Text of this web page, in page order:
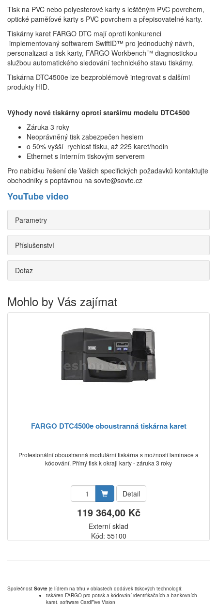
Tisk na PVC nebo polyesterové karty s leštěným PVC povrchem,
optické paměťové karty s PVC povrchem a přepisovatelné karty.
Tiskárny karet FARGO DTC mají oproti konkurenci
implementovaný softwarem SwiftID™ pro jednoduchý návrh,
personalizaci a tisk karty, FARGO Workbench™ diagnostickou
službou automatického sledování technického stavu tiskárny.
Tiskárna DTC4500e lze bezproblémově integrovat s dalšími
produkty HID.
Výhody nové tiskárny oproti staršímu modelu DTC4500
Záruka 3 roky
Neoprávněný tisk zabezpečen heslem
o 50% vyšší rychlost tisku, až 225 karet/hodin
Ethernet s interním tiskovým serverem
Pro nabídku řešení dle Vašich specifických požadavků kontaktujte
obchodníky s poptávnou na sovte@sovte.cz
YouTube video
Parametry
Příslušenství
Dotaz
Mohlo by Vás zajímat
FARGO DTC4500e oboustranná tiskárna karet
Profesionální oboustranná modulární tiskárna s možností laminace a
kódování. Přímý tisk k okraji karty - záruka 3 roky
Detail
119 364,00 Kč
Externí sklad
Kód: 55100
Společnost Sovte je lídrem na trhu v oblastech dodávek tiskových technologií:
tiskáren FARGO pro potisk a kódování identifikačních a bankovních
karet, software CardFive Vision